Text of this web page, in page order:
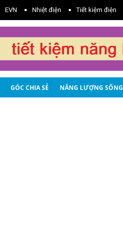
EVN Nhiệt điện Tiết kiệm điện
GÓC CHIA SẺ NĂNG LƯỢNG SỐNG